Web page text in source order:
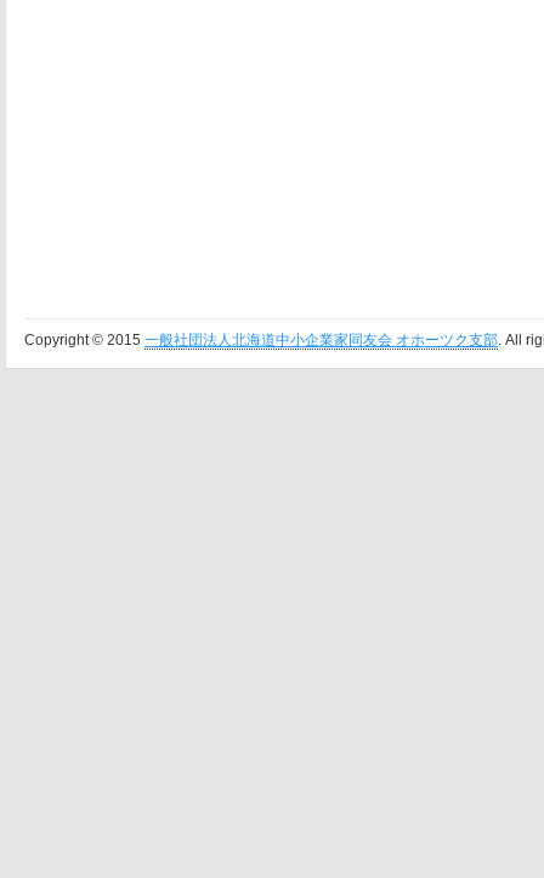
Copyright © 2015 一般社団法人北海道中小企業家同友会 オホーツク支部. All